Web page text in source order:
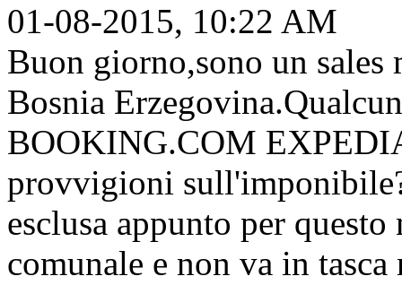
01-08-2015, 10:22 AM
Buon giorno,sono un
Bosnia
BOOKING.COM
provvigioni
esclusa appunto per
comunale e non va in tasca